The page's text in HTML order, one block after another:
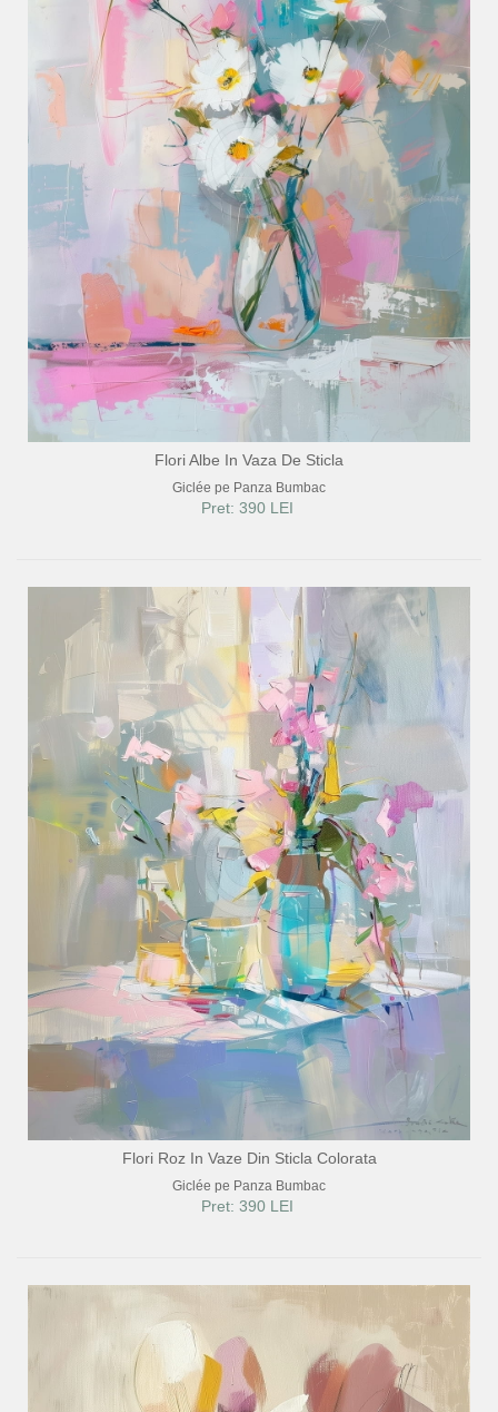
Flori Albe In Vaza De Sticla
Giclée pe Panza Bumbac
Pret: 390 LEI
Flori Roz In Vaze Din Sticla Colorata
Giclée pe Panza Bumbac
Pret: 390 LEI